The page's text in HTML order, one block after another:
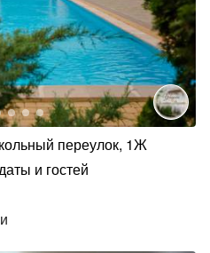
переулок, 1Ж
и гостей